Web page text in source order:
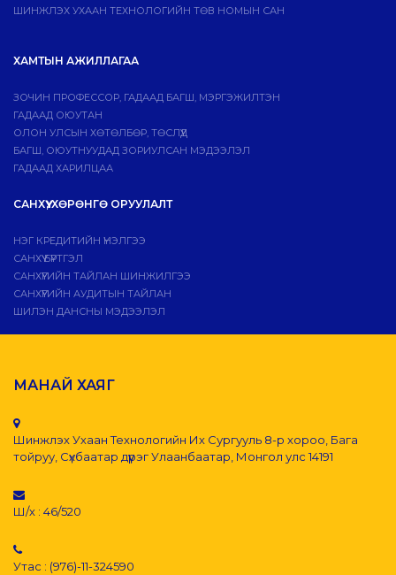
ШИНЖЛЭХ УХААН ТЕХНОЛОГИЙН ТӨВ НОМЫН САН
ХАМТЫН АЖИЛЛАГАА
ЗОЧИН ПРОФЕССОР, ГАДААД БАГШ, МЭРГЭЖИЛТЭН
ГАДААД ОЮУТАН
ОЛОН УЛСЫН ХӨТӨЛБӨР, ТӨСЛҮҮД
БАГШ, ОЮУТНУУДАД ЗОРИУЛСАН МЭДЭЭЛЭЛ
ГАДААД ХАРИЛЦАА
САНХҮҮ, ХӨРӨНГӨ ОРУУЛАЛТ
НЭГ КРЕДИТИЙН ҮНЭЛГЭЭ
САНХҮҮ БҮРТГЭЛ
САНХҮҮГИЙН ТАЙЛАН ШИНЖИЛГЭЭ
САНХҮҮГИЙН АУДИТЫН ТАЙЛАН
ШИЛЭН ДАНСНЫ МЭДЭЭЛЭЛ
МАНАЙ ХАЯГ
Шинжлэх Ухаан Технологийн Их Сургууль 8-р хороо, Бага
тойруу, Сүхбаатар дүүрэг Улаанбаатар, Монгол улс 14191
Ш/х : 46/520
Утас : (976)-11-324590